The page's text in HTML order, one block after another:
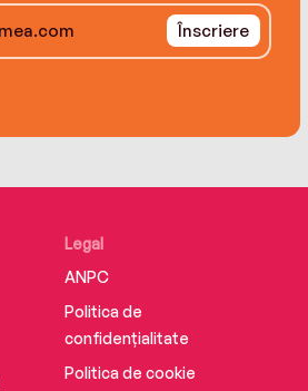
Înscriere
Legal
ANPC
Politica de
confidențialitate
Politica de cookie